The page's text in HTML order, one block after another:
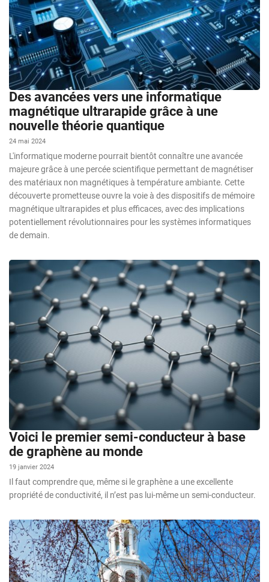
Des avancées vers une informatique
magnétique ultrarapide grâce à une
nouvelle théorie quantique
24 mai 2024
L'informatique moderne pourrait bientôt connaître une avancée
majeure grâce à une percée scientifique permettant de magnétiser
des matériaux non magnétiques à température ambiante. Cette
découverte prometteuse ouvre la voie à des dispositifs de mémoire
magnétique ultrarapides et plus efficaces, avec des implications
potentiellement révolutionnaires pour les systèmes informatiques
de demain.
Voici le premier semi-conducteur à base
de graphène au monde
19 janvier 2024
Il faut comprendre que, même si le graphène a une excellente
propriété de conductivité, il n’est pas lui-même un semi-conducteur.